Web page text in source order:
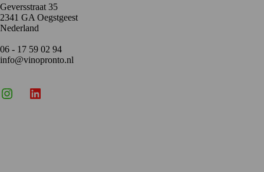
Geversstraat 35
2341 GA Oegstgeest
Nederland
06 - 17 59 02 94
info@vinopronto.nl
InstagramLinkedIn